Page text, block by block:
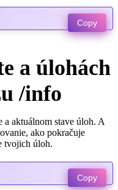
Copy
a úlohách
/info
aktuálnom stave úloh. A
ako pokračuje
tvojich úloh.
Copy